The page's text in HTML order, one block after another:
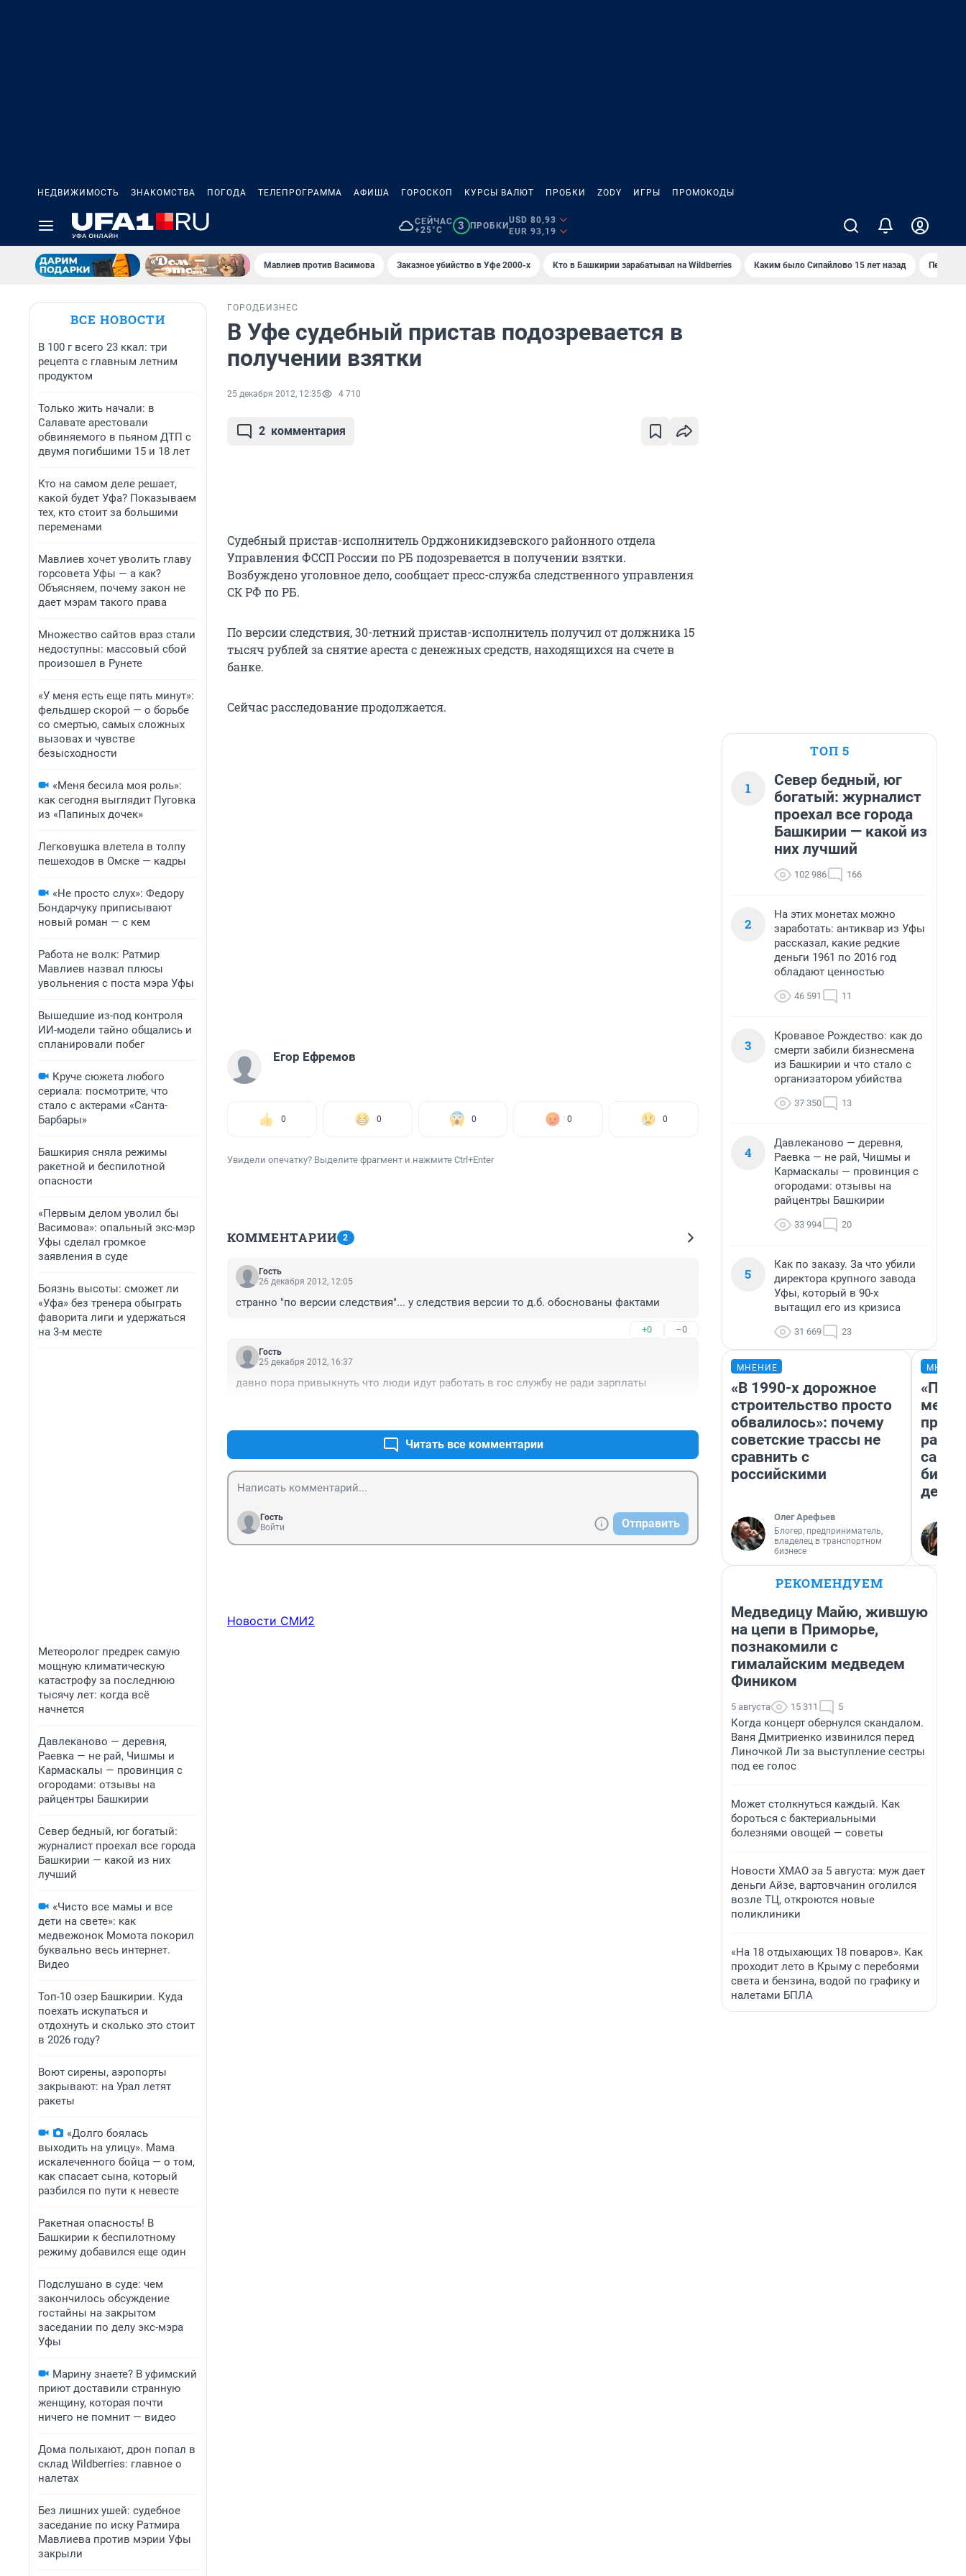
НЕДВИЖИМОСТЬ ЗНАКОМСТВА ПОГОДА ТЕЛЕПРОГРАММА АФИША ГОРОСКОП КУРСЫ ВАЛЮТ ПРОБКИ ZODY ИГРЫ ПРОМОКОДЫ
СЕЙЧАС
+25°C
3 ПРОБКИ
USD 80,93
EUR 93,19
Мавлиев против Васимова Заказное убийство в Уфе 2000-х Кто в Башкирии зарабатывал на Wildberries Каким было Сипайлово 15 лет назад
ВСЕ НОВОСТИ
В 100 г всего 23 ккал: три
рецепта с главным летним
продуктом
Только жить начали: в
Салавате арестовали
обвиняемого в пьяном ДТП с
двумя погибшими 15 и 18 лет
Кто на самом деле решает,
какой будет Уфа? Показываем
тех, кто стоит за большими
переменами
Мавлиев хочет уволить главу
горсовета Уфы — а как?
Объясняем, почему закон не
дает мэрам такого права
Множество сайтов враз стали
недоступны: массовый сбой
произошел в Рунете
«У меня есть еще пять минут»:
фельдшер скорой — о борьбе
со смертью, самых сложных
вызовах и чувстве
безысходности
«Меня бесила моя роль»:
как сегодня выглядит Пуговка
из «Папиных дочек»
Легковушка влетела в толпу
пешеходов в Омске — кадры
«Не просто слух»: Федору
Бондарчуку приписывают
новый роман — с кем
Работа не волк: Ратмир
Мавлиев назвал плюсы
увольнения с поста мэра Уфы
Вышедшие из-под контроля
ИИ-модели тайно общались и
спланировали побег
Круче сюжета любого
сериала: посмотрите, что
стало с актерами «Санта-
Барбары»
Башкирия сняла режимы
ракетной и беспилотной
опасности
«Первым делом уволил бы
Васимова»: опальный экс-мэр
Уфы сделал громкое
заявления в суде
Боязнь высоты: сможет ли
«Уфа» без тренера обыграть
фаворита лиги и удержаться
на 3-м месте
Метеоролог предрек самую
мощную климатическую
катастрофу за последнюю
тысячу лет: когда всё
начнется
Давлеканово — деревня,
Раевка — не рай, Чишмы и
Кармаскалы — провинция с
огородами: отзывы на
райцентры Башкирии
Север бедный, юг богатый:
журналист проехал все города
Башкирии — какой из них
лучший
«Чисто все мамы и все
дети на свете»: как
медвежонок Момота покорил
буквально весь интернет.
Видео
Топ-10 озер Башкирии. Куда
поехать искупаться и
отдохнуть и сколько это стоит
в 2026 году?
Воют сирены, аэропорты
закрывают: на Урал летят
ракеты
«Долго боялась
выходить на улицу». Мама
искалеченного бойца — о том,
как спасает сына, который
разбился по пути к невесте
Ракетная опасность! В
Башкирии к беспилотному
режиму добавился еще один
Подслушано в суде: чем
закончилось обсуждение
гостайны на закрытом
заседании по делу экс-мэра
Уфы
Марину знаете? В уфимский
приют доставили странную
женщину, которая почти
ничего не помнит — видео
Дома полыхают, дрон попал в
склад Wildberries: главное о
налетах
Без лишних ушей: судебное
заседание по иску Ратмира
Мавлиева против мэрии Уфы
закрыли
ГОРОД БИЗНЕС
В Уфе судебный пристав подозревается в
получении взятки
25 декабря 2012, 12:35 4 710
2 комментария
Судебный пристав-исполнитель Орджоникидзевского районного отдела
Управления ФССП России по РБ подозревается в получении взятки.
Возбуждено уголовное дело, сообщает пресс-служба следственного управления
СК РФ по РБ.
По версии следствия, 30-летний пристав-исполнитель получил от должника 15
тысяч рублей за снятие ареста с денежных средств, находящихся на счете в
банке.
Сейчас расследование продолжается.
Егор Ефремов
0 0 0 0 0
Увидели опечатку? Выделите фрагмент и нажмите Ctrl+Enter
КОММЕНТАРИИ 2
Гость
26 декабря 2012, 12:05
странно "по версии следствия"... у следствия версии то д.б. обоснованы фактами
+0 –0
Гость
25 декабря 2012, 16:37
давно пора привыкнуть что люди идут работать в гос службу не ради зарплаты
Читать все комментарии
Гость
Войти
Отправить
Новости СМИ2
ТОП 5
1
Север бедный, юг
богатый: журналист
проехал все города
Башкирии — какой из
них лучший
102 986 166
2
На этих монетах можно
заработать: антиквар из Уфы
рассказал, какие редкие
деньги 1961 по 2016 год
обладают ценностью
46 591 11
3
Кровавое Рождество: как до
смерти забили бизнесмена
из Башкирии и что стало с
организатором убийства
37 350 13
4
Давлеканово — деревня,
Раевка — не рай, Чишмы и
Кармаскалы — провинция с
огородами: отзывы на
райцентры Башкирии
33 994 20
5
Как по заказу. За что убили
директора крупного завода
Уфы, который в 90-х
вытащил его из кризиса
31 669 23
МНЕНИЕ
«В 1990-х дорожное
строительство просто
обвалилось»: почему
советские трассы не
сравнить с
российскими
Олег Арефьев
Блогер, предприниматель,
владелец в транспортном
бизнесе
РЕКОМЕНДУЕМ
Медведицу Майю, жившую
на цепи в Приморье,
познакомили с
гималайским медведем
Фиником
5 августа 15 311 5
Когда концерт обернулся скандалом.
Ваня Дмитриенко извинился перед
Линочкой Ли за выступление сестры
под ее голос
Может столкнуться каждый. Как
бороться с бактериальными
болезнями овощей — советы
Новости ХМАО за 5 августа: муж дает
деньги Айзе, вартовчанин оголился
возле ТЦ, откроются новые
поликлиники
«На 18 отдыхающих 18 поваров». Как
проходит лето в Крыму с перебоями
света и бензина, водой по графику и
налетами БПЛА